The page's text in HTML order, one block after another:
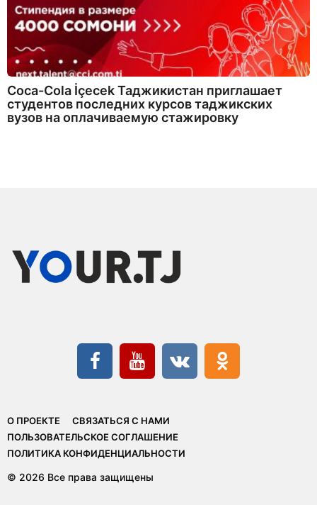
Coca-Cola İçecek Таджикистан приглашает
студентов последних курсов таджикских
вузов на оплачиваемую стажировку
О ПРОЕКТЕ
СВЯЗАТЬСЯ С НАМИ
ПОЛЬЗОВАТЕЛЬСКОЕ СОГЛАШЕНИЕ
ПОЛИТИКА КОНФИДЕНЦИАЛЬНОСТИ
© 2026 Все права защищены